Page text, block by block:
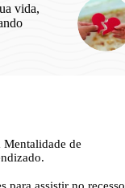
vida,
de
para assistir no recesso